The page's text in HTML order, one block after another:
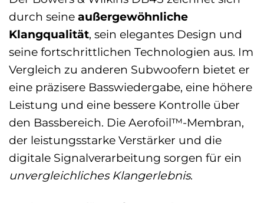
durch seine außergewöhnliche
Klangqualität, sein elegantes Design und
seine fortschrittlichen Technologien aus. Im
Vergleich zu anderen Subwoofern bietet er
eine präzisere Basswiedergabe, eine höhere
Leistung und eine bessere Kontrolle über
den Bassbereich. Die Aerofoil™-Membran,
der leistungsstarke Verstärker und die
digitale Signalverarbeitung sorgen für ein
unvergleichliches Klangerlebnis.